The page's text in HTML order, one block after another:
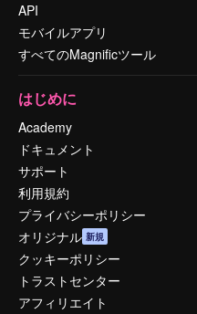
API
モバイルアプリ
すべてのMagnificツール
はじめに
Academy
ドキュメント
サポート
利用規約
プライバシーポリシー
オリジナル 新規
クッキーポリシー
トラストセンター
アフィリエイト